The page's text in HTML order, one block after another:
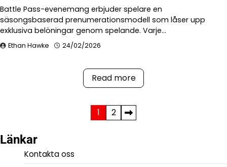
Battle Pass-evenemang erbjuder spelare en
säsongsbaserad prenumerationsmodell som låser upp
exklusiva belöningar genom spelande. Varje…
Ethan Hawke 24/02/2026
Read more
pagination
1 2
Länkar
Kontakta oss